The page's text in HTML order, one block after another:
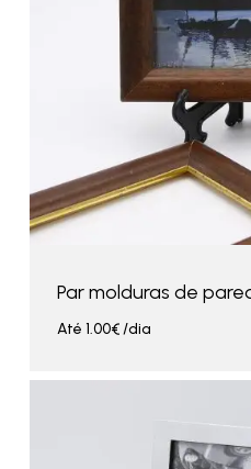
Par molduras de
Até 1.00€/dia